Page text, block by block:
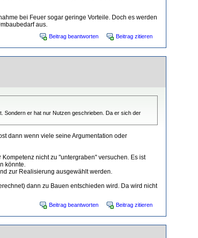
bei Feuer sogar geringe Vorteile. Doch es werden
aus.
Beitrag beantworten Beitrag zitieren
Sondern er hat nur Nutzen geschrieben. Da er sich der
dann wenn viele seine Argumentation oder
nicht zu "untergraben" versuchen. Es ist
könnte.
zur Realisierung ausgewählt werden.
dann zu Bauen entschieden wird. Da wird nicht
Beitrag beantworten Beitrag zitieren